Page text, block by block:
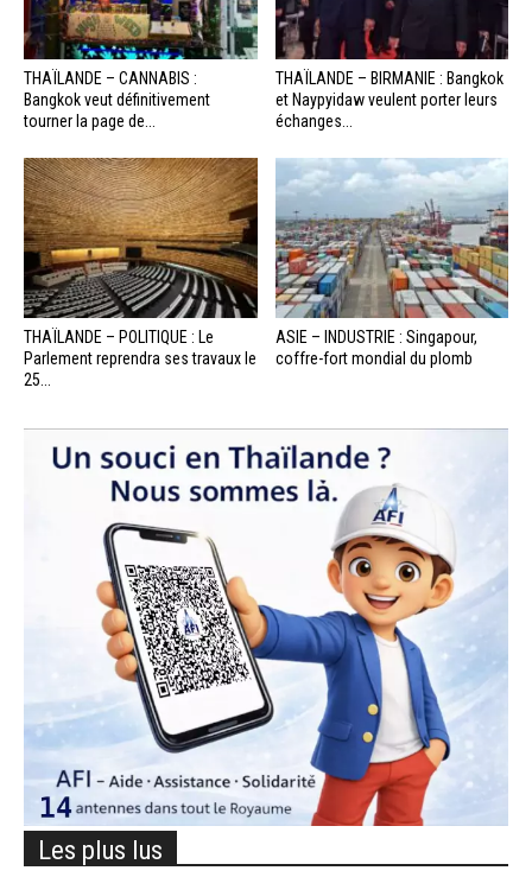
THAÏLANDE – CANNABIS :
Bangkok veut définitivement
tourner la page de...
THAÏLANDE – BIRMANIE : Bangkok
et Naypyidaw veulent porter leurs
échanges...
THAÏLANDE – POLITIQUE : Le
Parlement reprendra ses travaux le
25...
ASIE – INDUSTRIE : Singapour,
coffre-fort mondial du plomb
Les plus lus